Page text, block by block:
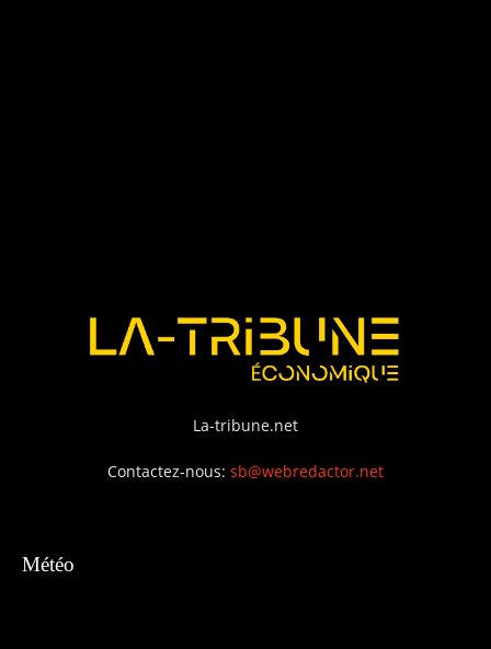
La-tribune.net
Contactez-nous: sb@webredactor.net
Météo